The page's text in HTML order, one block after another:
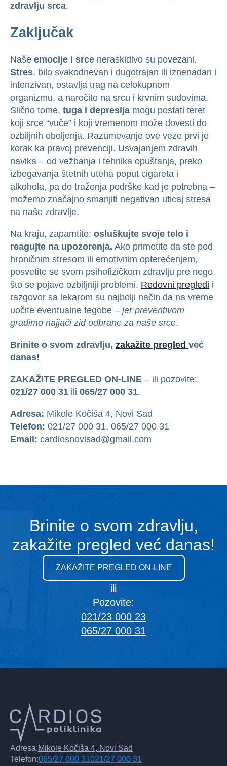
zdravlju srca.
Zaključak
Naše emocije i srce neraskidivo su povezani.
Stres, bilo svakodnevan i dugotrajan ili iznenadan i
intenzivan, ostavlja trag na celokupnom
organizmu, a naročito na srcu i krvnim sudovima.
Slično tome, tuga i depresija mogu postati teret
koji srce “vuče” i koji vremenom može dovesti do
ozbiljnih oboljenja. Razumevanje ove veze prvi je
korak ka pravoj prevenciji. Usvajanjem zdravih
navika – od vežbanja i tehnika opuštanja, preko
izbegavanja štetnih uteha poput cigareta i
alkohola, pa do traženja podrške kad je potrebna –
možemo značajno smanjiti negativan uticaj stresa
na naše zdravlje.
Na kraju, zapamtite: osluškujte svoje telo i
reagujte na upozorenja. Ako primetite da ste pod
hroničnim stresom ili emotivnim opterećenjem,
posvetite se svom psihofizičkom zdravlju pre nego
što se pojave ozbiljniji problemi. Redovni pregledi i
razgovor sa lekarom su najbolji način da na vreme
uočite eventualne tegobe – jer preventivom
gradimo najjači zid odbrane za naše srce.
Brinite o svom zdravlju, zakažite pregled već
danas!
ZAKAŽITE PREGLED ON-LINE – ili pozovite:
021/27 000 31 ili 065/27 000 31.
Adresa: Mikole Kočiša 4, Novi Sad
Telefon: 021/27 000 31, 065/27 000 31
Email: cardiosnovisad@gmail.com
Brinite o svom zdravlju,
zakažite pregled već danas!
ZAKAŽITE PREGLED ON-LINE
ili
Pozovite:
021/23 000 23
065/27 000 31
Adresa:Mikole Kočiša 4, Novi Sad
Telefon:065/27 000 31021/27 000 31